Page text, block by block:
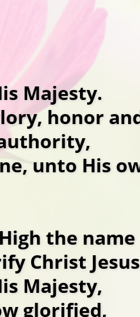
Majesty.
honor
unto His
the name
Christ
Majesty,
glorified,